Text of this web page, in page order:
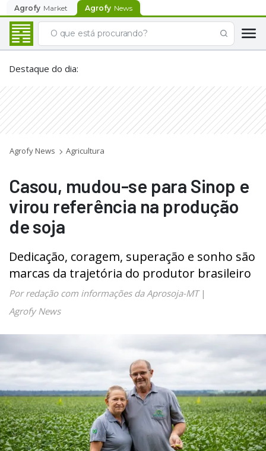
Agrofy Market Agrofy News
Destaque do dia:
Agrofy News Agricultura
Casou, mudou-se para Sinop e
virou referência na produção
de soja
Dedicação, coragem, superação e sonho são
marcas da trajetória do produtor brasileiro
Por redação com informações da Aprosoja-MT|
Agrofy News